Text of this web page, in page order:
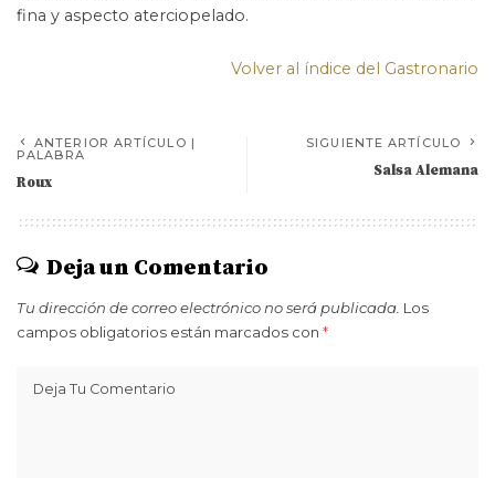
fina y aspecto aterciopelado.
Volver al índice del Gastronario
ANTERIOR ARTÍCULO |
PALABRA
Roux
SIGUIENTE ARTÍCULO
Salsa Alemana
Deja un Comentario
Tu dirección de correo electrónico no será publicada. Los
campos obligatorios están marcados con *